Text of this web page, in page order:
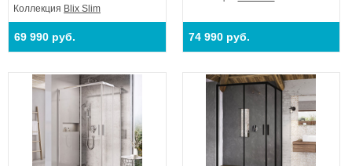
Коллекция Blix Slim
69 990 руб. 74 990 руб.